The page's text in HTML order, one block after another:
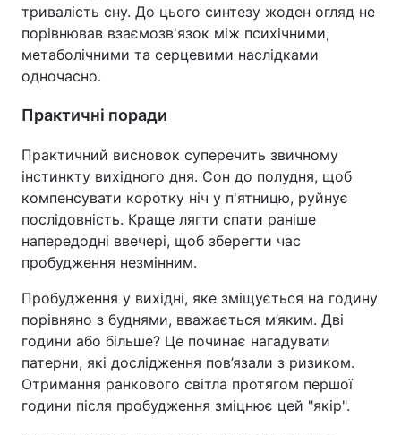
тривалість сну. До цього синтезу жоден огляд не
порівнював взаємозв'язок між психічними,
метаболічними та серцевими наслідками
одночасно.
Практичні поради
Практичний висновок суперечить звичному
інстинкту вихідного дня. Сон до полудня, щоб
компенсувати коротку ніч у п'ятницю, руйнує
послідовність. Краще лягти спати раніше
напередодні ввечері, щоб зберегти час
пробудження незмінним.
Пробудження у вихідні, яке зміщується на годину
порівняно з буднями, вважається м’яким. Дві
години або більше? Це починає нагадувати
патерни, які дослідження пов’язали з ризиком.
Отримання ранкового світла протягом першої
години після пробудження зміцнює цей "якір".